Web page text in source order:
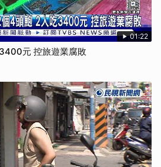
01:22
元 控旅遊業腐敗